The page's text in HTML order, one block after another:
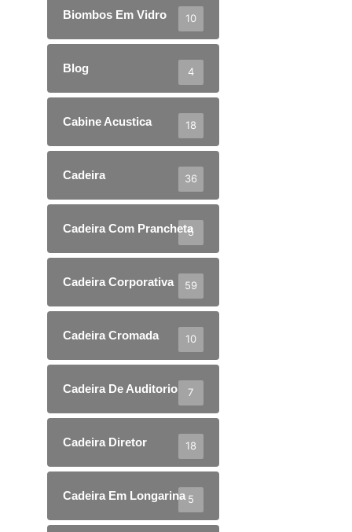
Biombos Em Vidro 10
Blog 4
Cabine Acustica 18
Cadeira 36
Cadeira Com Prancheta
5
Cadeira Corporativa 59
Cadeira Cromada 10
Cadeira De Auditorio 7
Cadeira Diretor 18
Cadeira Em Longarina 5